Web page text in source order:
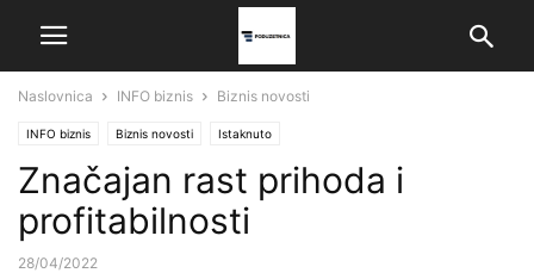
Naslovnica INFO biznis Biznis novosti
INFO biznis Biznis novosti Istaknuto
Značajan rast prihoda i
profitabilnosti
28/04/2022